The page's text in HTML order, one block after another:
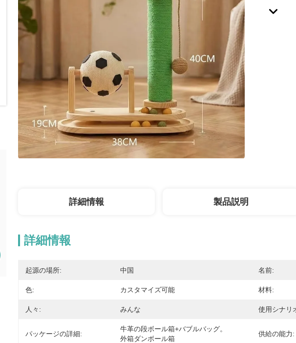
詳細情報 製品説明
詳細情報
起源の場所: 中国 名前:
色: カスタマイズ可能 材料:
人々: みんな 使用シナリ
パッケージの詳細:
牛革の段ボール箱+バブルバッグ。
外箱ダンボール箱
供給の能力: